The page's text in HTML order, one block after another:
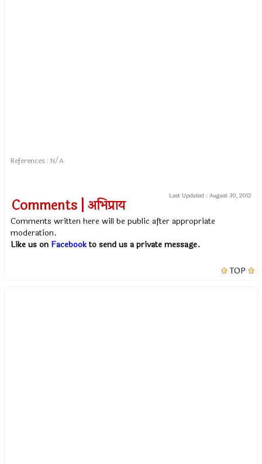
References : N/A
Last Updated : August 30, 2012
Comments | अभिप्राय
Comments written here will be public after appropriate
moderation.
Like us on Facebookto send us a private message.
TOP